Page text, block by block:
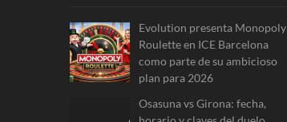
Evolution presenta Monopoly
Roulette en ICE Barcelona
como parte de su ambicioso
plan para 2026
Osasuna vs Girona: fecha,